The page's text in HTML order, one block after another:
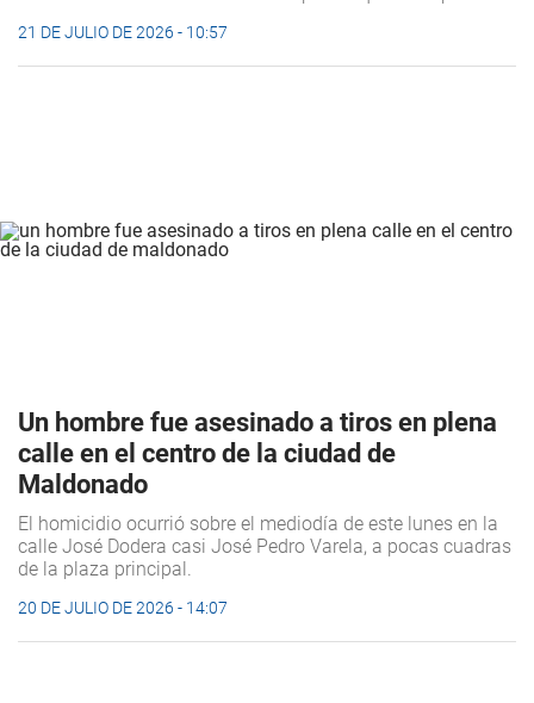
21 DE JULIO DE 2026 - 10:57
Un hombre fue asesinado a tiros en plena
calle en el centro de la ciudad de
Maldonado
El homicidio ocurrió sobre el mediodía de este lunes en la
calle José Dodera casi José Pedro Varela, a pocas cuadras
de la plaza principal.
20 DE JULIO DE 2026 - 14:07